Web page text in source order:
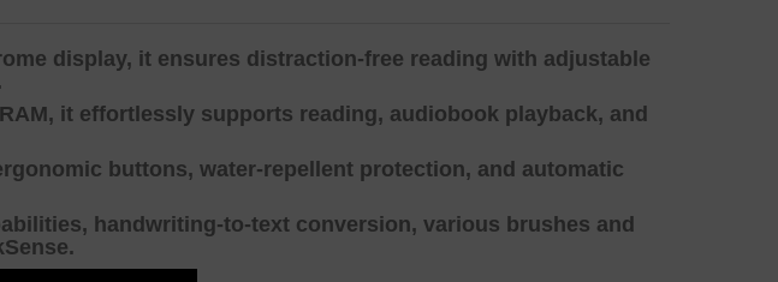
display, it ensures distraction-free reading with adjustable
it effortlessly supports reading, audiobook playback, and
buttons, water-repellent protection, and automatic
handwriting-to-text conversion, various brushes and